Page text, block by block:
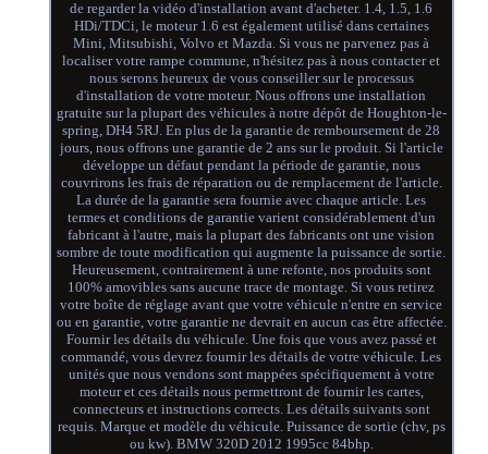
de regarder la vidéo d'installation avant d'acheter. 1.4, 1.5, 1.6
HDi/TDCi, le moteur 1.6 est également utilisé dans certaines
Mini, Mitsubishi, Volvo et Mazda. Si vous ne parvenez pas à
localiser votre rampe commune, n'hésitez pas à nous contacter et
nous serons heureux de vous conseiller sur le processus
d'installation de votre moteur. Nous offrons une installation
gratuite sur la plupart des véhicules à notre dépôt de Houghton-le-
spring, DH4 5RJ. En plus de la garantie de remboursement de 28
jours, nous offrons une garantie de 2 ans sur le produit. Si l'article
développe un défaut pendant la période de garantie, nous
couvrirons les frais de réparation ou de remplacement de l'article.
La durée de la garantie sera fournie avec chaque article. Les
termes et conditions de garantie varient considérablement d'un
fabricant à l'autre, mais la plupart des fabricants ont une vision
sombre de toute modification qui augmente la puissance de sortie.
Heureusement, contrairement à une refonte, nos produits sont
100% amovibles sans aucune trace de montage. Si vous retirez
votre boîte de réglage avant que votre véhicule n'entre en service
ou en garantie, votre garantie ne devrait en aucun cas être affectée.
Fournir les détails du véhicule. Une fois que vous avez passé et
commandé, vous devrez fournir les détails de votre véhicule. Les
unités que nous vendons sont mappées spécifiquement à votre
moteur et ces détails nous permettront de fournir les cartes,
connecteurs et instructions corrects. Les détails suivants sont
requis. Marque et modèle du véhicule. Puissance de sortie (chv, ps
ou kw). BMW 320D 2012 1995cc 84bhp.